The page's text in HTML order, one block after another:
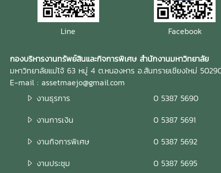
Line Facebook
กองบริหารงานทรัพย์สินและกิจการพิเศษ สำนักงานมหาวิทยาลัย
มหาวิทยาลัยแม่โจ้ 63 หมู่ 4 ต.หนองหาร อ.สันทรายเชียงใหม่
E-mail : assetmaejo@gmail.com
งานธุรการ
0 5387 5690
งานการเงิน
0 5387 5691
งานกิจการพิเศษ
0 5387 5692
งานประชุม
0 5387 5695